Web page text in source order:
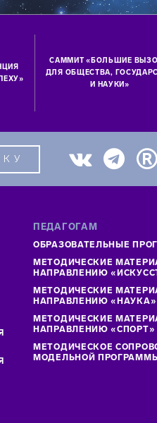
САММИТ «БОЛЬШИЕ
ДЛЯ ОБЩЕСТВА,
И НАУКИ»
ПЕДАГОГАМ
ОБРАЗОВАТЕЛЬНЫЕ
МЕТОДИЧЕСКИЕ
НАПРАВЛЕНИЮ
МЕТОДИЧЕСКИЕ
НАПРАВЛЕНИЮ «НАУКА»
МЕТОДИЧЕСКИЕ
НАПРАВЛЕНИЮ «СПОРТ»
МЕТОДИЧЕСКОЕ
МОДЕЛЬНОЙ ПРОГРАММЫ